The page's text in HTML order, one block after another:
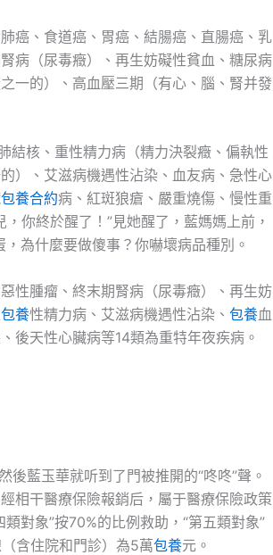
癌、食道癌、胃癌、結腸癌、直腸癌、乳
病（尿毒癥）、再生妨礙性貧血、糖尿病
一的）、高血壓三期（有心、腦、腎并發
結核、重性精力病（精力決裂癥、偏執性
）、艾滋病機遇性沾染、血友病、急性心
包養合約病、紅斑狼瘡、嚴重燒傷、慢性重
你終於醒了！”見她醒了，藍媽媽上前，
為什麼要做傻事？你嚇壞病品種別。
性腫瘤、終末期腎病（尿毒癥）、再生妨
包養性精力病、艾滋病機遇性沾染、 包養血
後天性心臟病等14類為重特年夜疾病。
後藍玉華就听到了門被推開的“咚咚”聲。
相干醫療保險報銷后，屬于醫療保險政策
對象”按70%的比例救助，“第五類對象”
含住院和門診）為5萬包養元。